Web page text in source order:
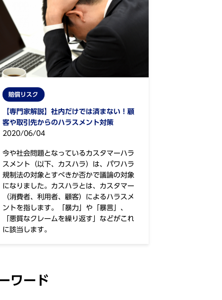
賠償リスク
【専門家解説】社内だけでは済まない！顧
客や取引先からのハラスメント対策
2020/06/04
今や社会問題となっているカスタマーハラ
スメント（以下、カスハラ）は、パワハラ
規制法の対象とすべきか否かで議論の対象
になりました。カスハラとは、カスタマー
（消費者、利用者、顧客）によるハラスメ
ントを指します。「暴力」や「暴言」、
「悪質なクレームを繰り返す」などがこれ
に該当します。
ワード